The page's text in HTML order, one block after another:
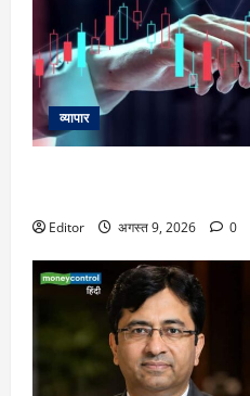
व्यापार
Editor अगस्त 9, 2026 0